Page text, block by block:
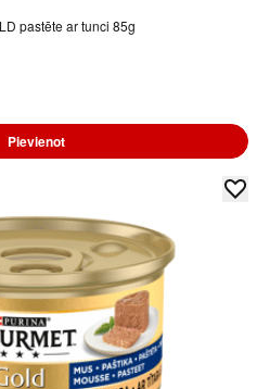
pastēte ar tunci 85g
Pievienot